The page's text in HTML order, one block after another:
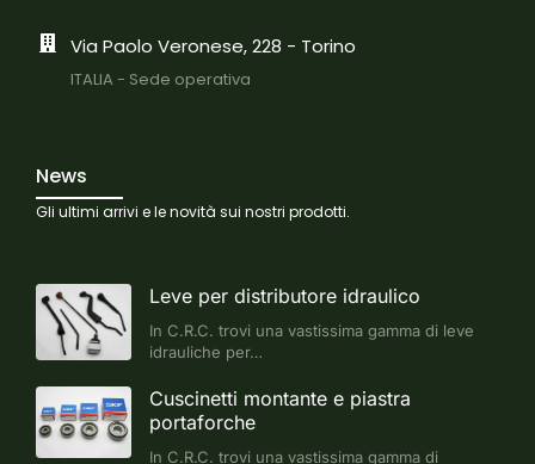
Via Paolo Veronese, 228 - Torino
ITALIA - Sede operativa
News
Gli ultimi arrivi e le novità sui nostri prodotti.
Leve per distributore idraulico
In C.R.C. trovi una vastissima gamma di leve
idrauliche per…
Cuscinetti montante e piastra
portaforche
In C.R.C. trovi una vastissima gamma di